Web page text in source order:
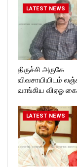
LATEST NEWS
திருச்சி அருகே
விவசாயியிடம்
வாங்கிய விஏஓ
LATEST NEWS